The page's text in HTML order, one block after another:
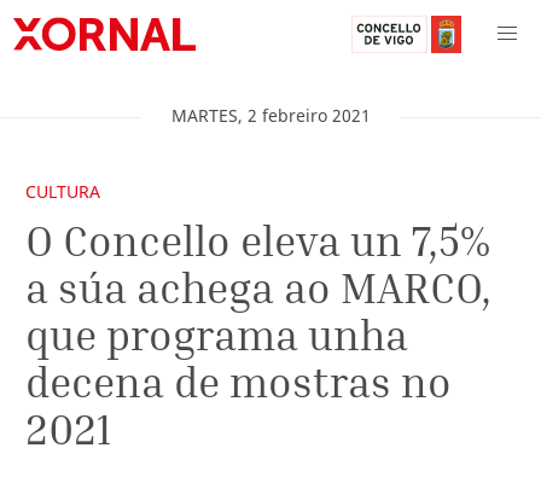
MARTES, 2 febreiro 2021
CULTURA
O Concello eleva un 7,5%
a súa achega ao MARCO,
que programa unha
decena de mostras no
2021